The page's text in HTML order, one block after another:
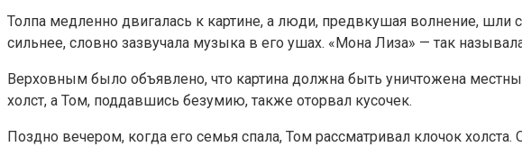
Толпа медленно двигалась к картине, а люди, предвкушая волнение, шли
сильнее, словно зазвучала музыка в его ушах. «Мона Лиза» — так
Верховным было объявлено, что картина должна быть уничтожена
холст, а Том, поддавшись безумию, также оторвал кусочек.
Поздно вечером, когда его семья спала, Том рассматривал клочок